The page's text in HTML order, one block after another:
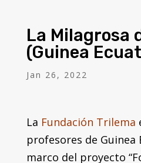
La Milagrosa
(Guinea
Jan 26, 2022
La Fundación Trilema
profesores de Guinea
marco del proyecto